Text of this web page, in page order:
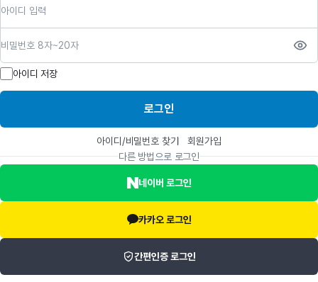
아이디 저장
로그인
아이디/비밀번호 찾기
회원가입
다른 방법으로 로그인
네이버 로그인
카카오 로그인
간편인증 로그인